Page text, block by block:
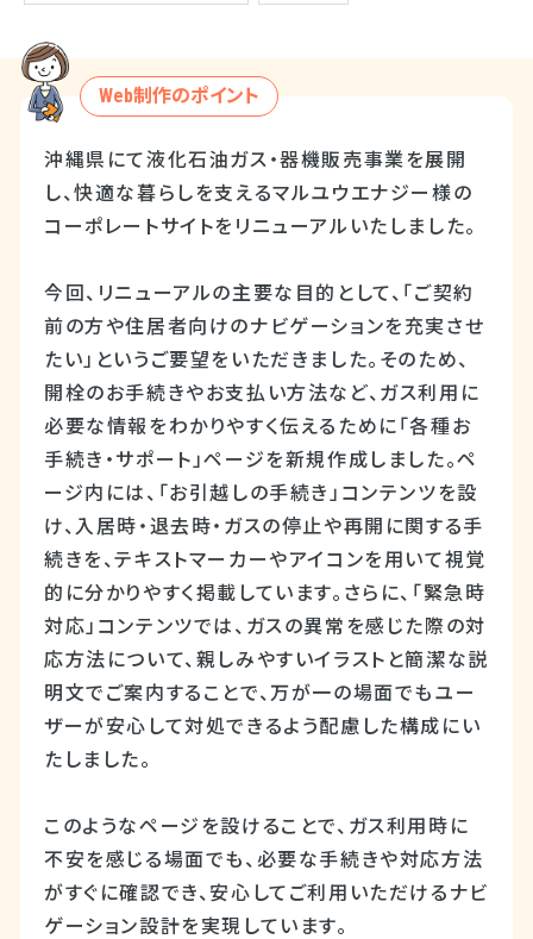
Web制作のポイント
沖縄県にて液化石油ガス・器機販売事業を展開
し、快適な暮らしを支えるマルユウエナジー様の
コーポレートサイトをリニューアルいたしました。
今回、リニューアルの主要な目的として、「ご契約
前の方や住居者向けのナビゲーションを充実させ
たい」というご要望をいただきました。そのため、
開栓のお手続きやお支払い方法など、ガス利用に
必要な情報をわかりやすく伝えるために「各種お
手続き・サポート」ページを新規作成しました。ペ
ージ内には、「お引越しの手続き」コンテンツを設
け、入居時・退去時・ガスの停止や再開に関する手
続きを、テキストマーカーやアイコンを用いて視覚
的に分かりやすく掲載しています。さらに、「緊急時
対応」コンテンツでは、ガスの異常を感じた際の対
応方法について、親しみやすいイラストと簡潔な説
明文でご案内することで、万が一の場面でもユー
ザーが安心して対処できるよう配慮した構成にい
たしました。
このようなページを設けることで、ガス利用時に
不安を感じる場面でも、必要な手続きや対応方法
がすぐに確認でき、安心してご利用いただけるナビ
ゲーション設計を実現しています。